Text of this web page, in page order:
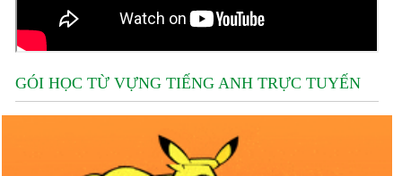
GÓI HỌC TỪ VỰNG TIẾNG ANH TRỰC TUYẾN